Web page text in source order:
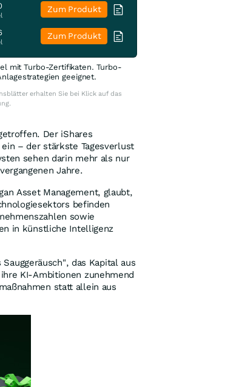
Zum Produkt
Zum Produkt
mit Turbo-Zertifikaten. Turbo-
geeignet.
erhalten Sie bei Klick auf das
Der iShares
– der stärkste Tagesverlust
sehen darin mehr als nur
Jahre.
Asset Management, glaubt,
befinden
sowie
in künstliche Intelligenz
das Kapital aus
KI-Ambitionen zunehmend
statt allein aus